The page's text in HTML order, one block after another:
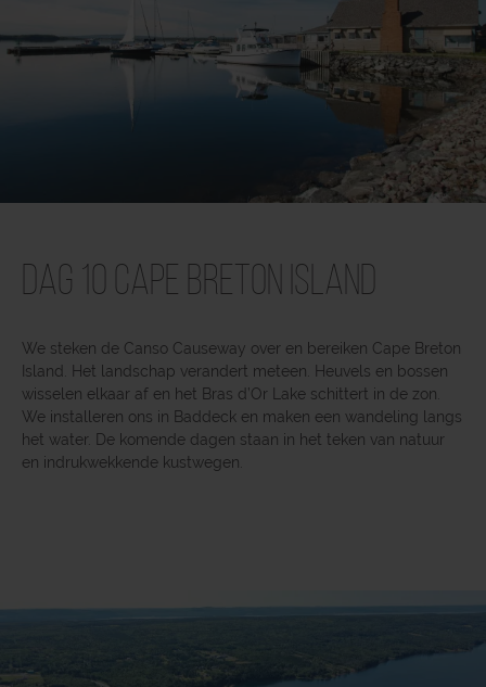
Dag 10 Cape Breton Island
We steken de Canso Causeway over en bereiken Cape Breton
Island. Het landschap verandert meteen. Heuvels en bossen
wisselen elkaar af en het Bras d’Or Lake schittert in de zon.
We installeren ons in Baddeck en maken een wandeling langs
het water. De komende dagen staan in het teken van natuur
en indrukwekkende kustwegen.